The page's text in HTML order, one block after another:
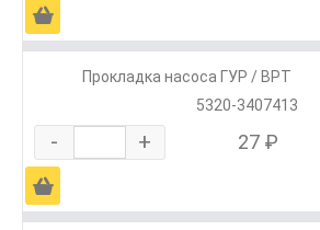
Ä
Прокладка насоса ГУР / ВРТ
5320-3407413
- + 27 ₽
Ä